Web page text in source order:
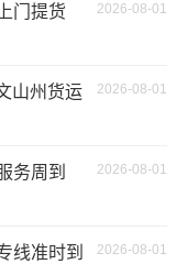
时效仅供参考，如
前仔细清点您所托
对待并及时把处理
2026-08-01
门提货
2026-08-01
山州货运
2026-08-01
务周到
2026-08-01
线准时到